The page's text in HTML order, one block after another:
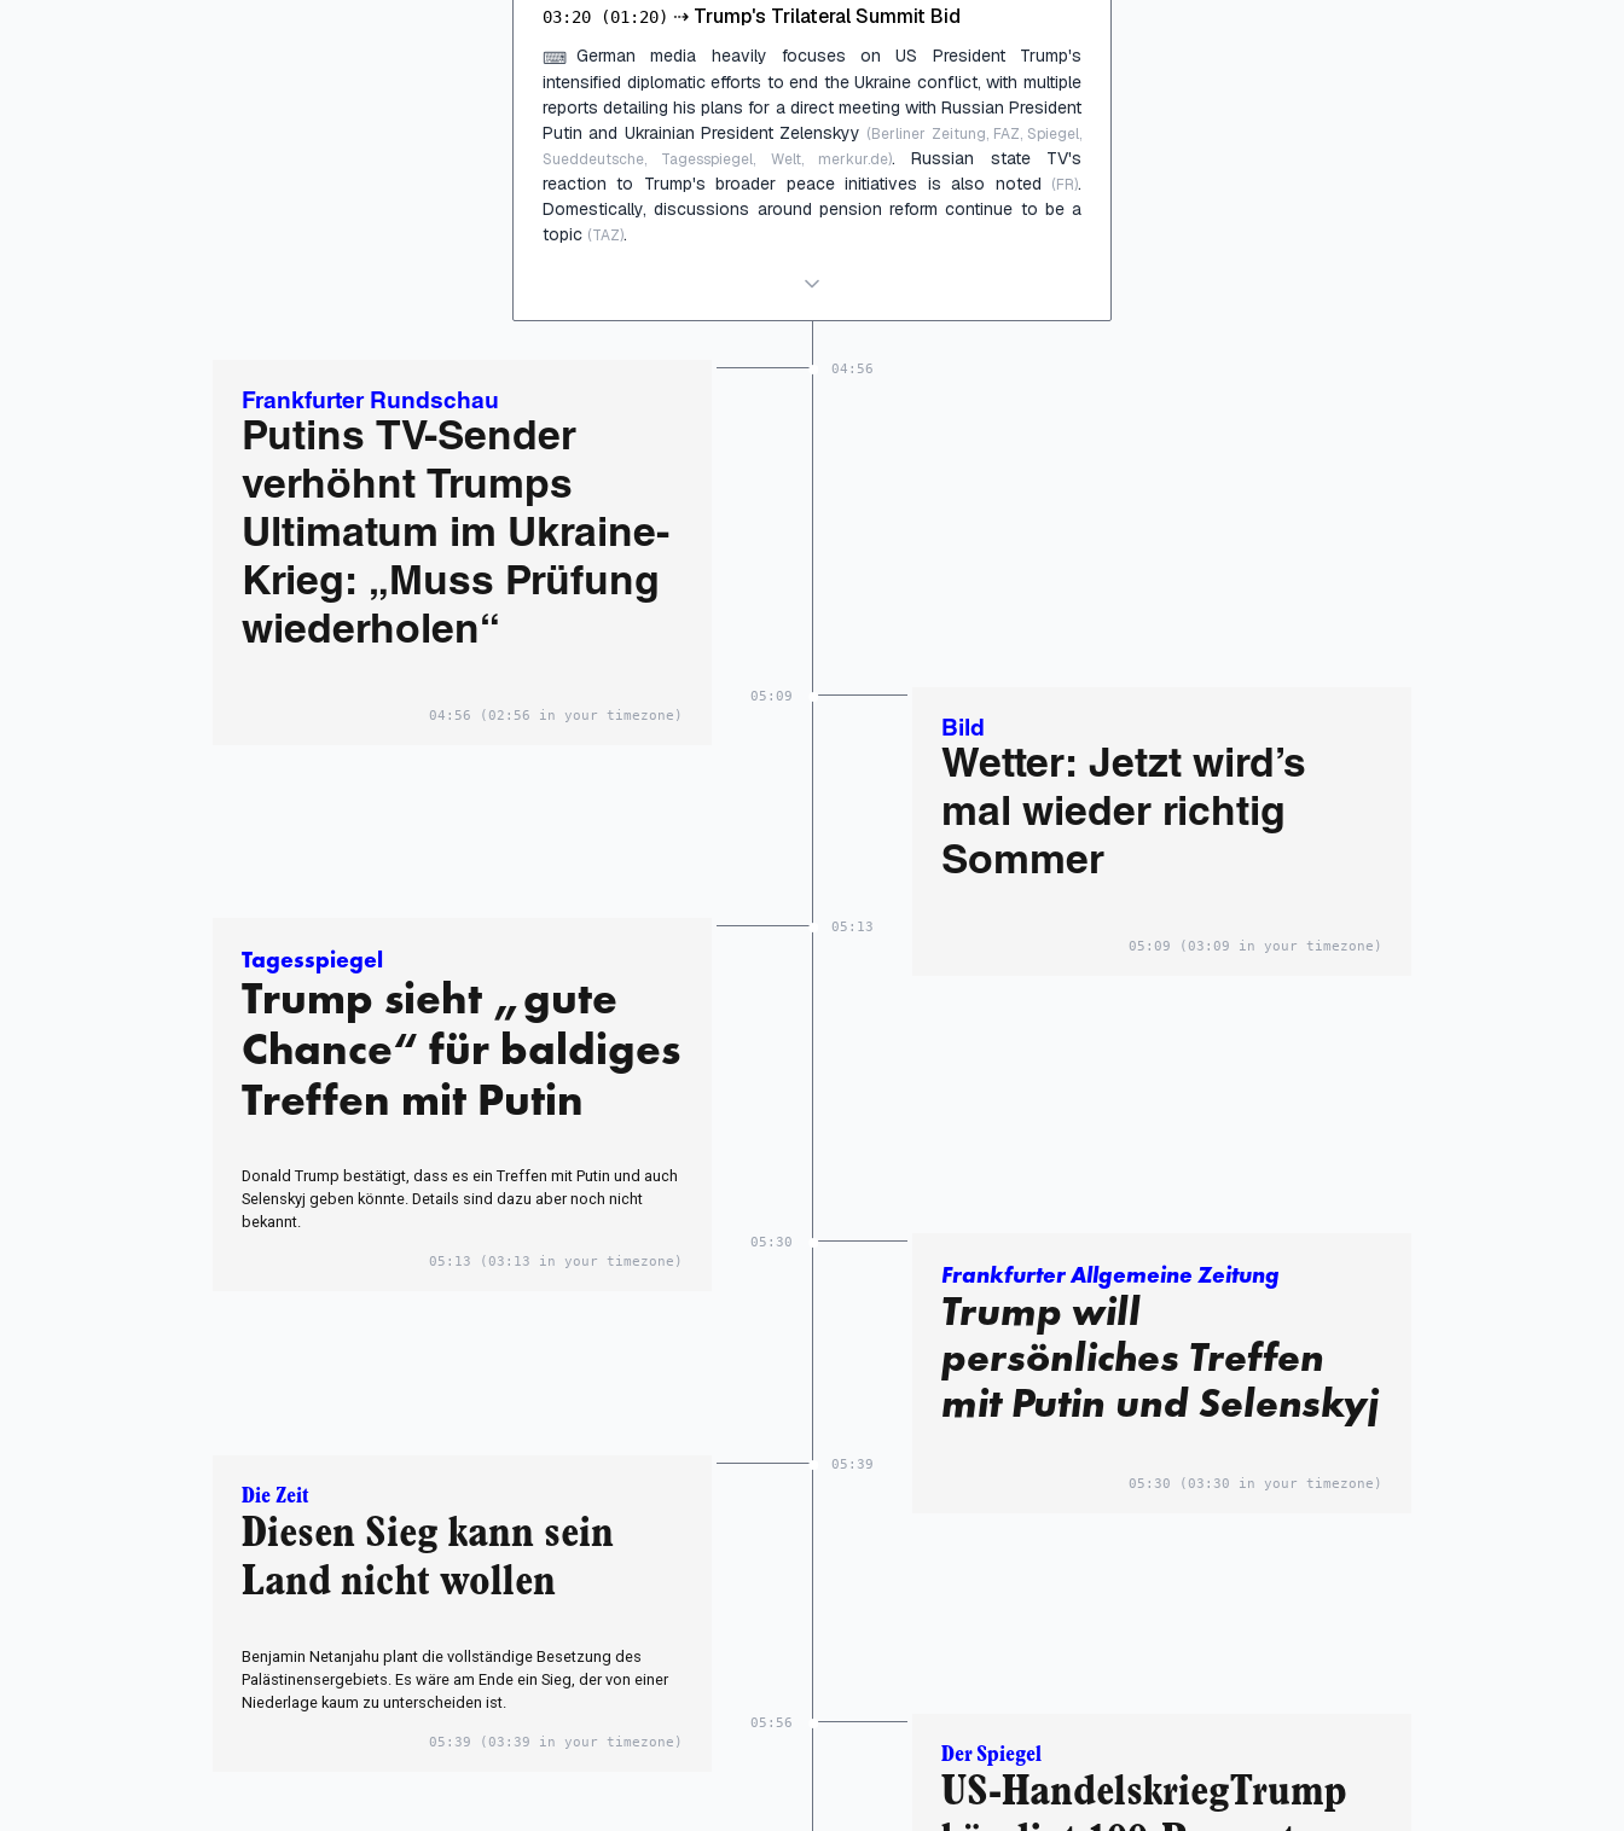
03:20 (01:20) ⇢ Trump's Trilateral Summit Bid
⌨ German media heavily focuses on US President Trump's
intensified diplomatic efforts to end the Ukraine conflict, with multiple
reports detailing his plans for a direct meeting with Russian President
Putin and Ukrainian President Zelenskyy (Berliner Zeitung, FAZ, Spiegel,
Sueddeutsche, Tagesspiegel, Welt, merkur.de). Russian state TV's
reaction to Trump's broader peace initiatives is also noted
(FR).
Domestically, discussions around pension reform continue to be a
topic (TAZ).
04:56
Frankfurter Rundschau
Putins TV-Sender
verhöhnt Trumps
Ultimatum im Ukraine-
Krieg: „Muss Prüfung
wiederholen“
04:56 (02:56 in your timezone)
05:09
Bild
Wetter: Jetzt wird’s
mal wieder richtig
Sommer
05:09 (03:09 in your timezone)
05:13
Tagesspiegel
Trump sieht „gute
Chance“ für baldiges
Treffen mit Putin
Donald Trump bestätigt, dass es ein Treffen mit Putin und auch
Selenskyj geben könnte. Details sind dazu aber noch nicht
bekannt.
05:13 (03:13 in your timezone)
05:30
Frankfurter Allgemeine Zeitung
Trump will
persönliches Treffen
mit Putin und Selenskyj
05:30 (03:30 in your timezone)
05:39
Die Zeit
Diesen Sieg kann sein
Land nicht wollen
Benjamin Netanjahu plant die vollständige Besetzung des
Palästinensergebiets. Es wäre am Ende ein Sieg, der von einer
Niederlage kaum zu unterscheiden ist.
05:39 (03:39 in your timezone)
05:56
Der Spiegel
US-HandelskriegTrump